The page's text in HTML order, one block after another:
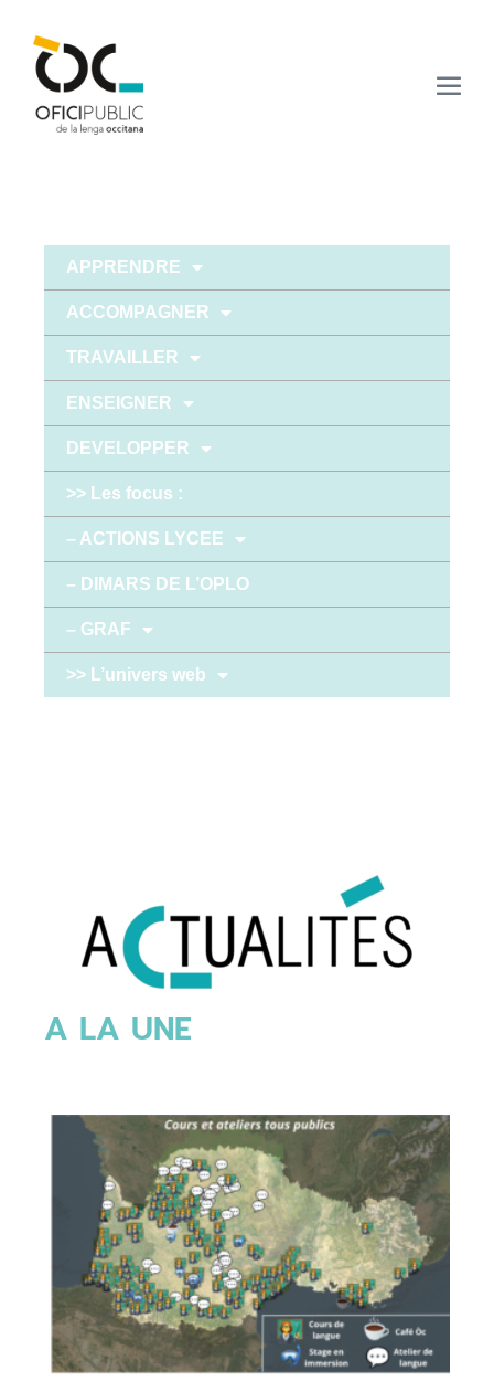
APPRENDRE
ACCOMPAGNER
TRAVAILLER
ENSEIGNER
DEVELOPPER
>> Les focus :
– ACTIONS LYCEE
– DIMARS DE L’OPLO
– GRAF
>> L’univers web
A LA UNE